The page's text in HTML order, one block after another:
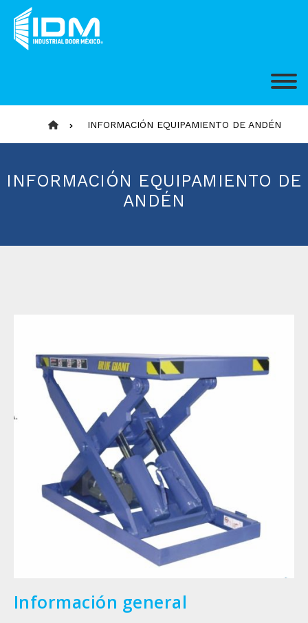
INFORMACIÓN EQUIPAMIENTO DE ANDÉN
INFORMACIÓN EQUIPAMIENTO DE
ANDÉN
Información general